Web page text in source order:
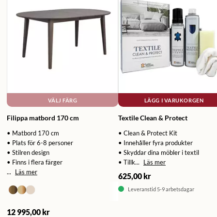
VÄLJ FÄRG
Filippa matbord 170 cm
• Matbord 170 cm
• Plats för 6-8 personer
• Stilren design
• Finns i flera färger
...
Läs mer
12 995,00 kr
LÄGG I VARUKORGEN
Textile Clean & Protect
• Clean & Protect Kit
• Innehåller fyra produkter
• Skyddar dina möbler i textil
• Tillk...
Läs mer
625,00 kr
Leveranstid 5-9 arbetsdagar